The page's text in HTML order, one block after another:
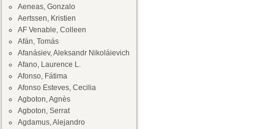
Aeneas, Gonzalo
Aertssen, Kristien
AF Venable, Colleen
Afán, Tomás
Afanásiev, Aleksandr Nikoláievich
Afano, Laurence L.
Afonso, Fátima
Afonso Esteves, Cecilia
Agboton, Agnès
Agboton, Serrat
Agdamus, Alejandro